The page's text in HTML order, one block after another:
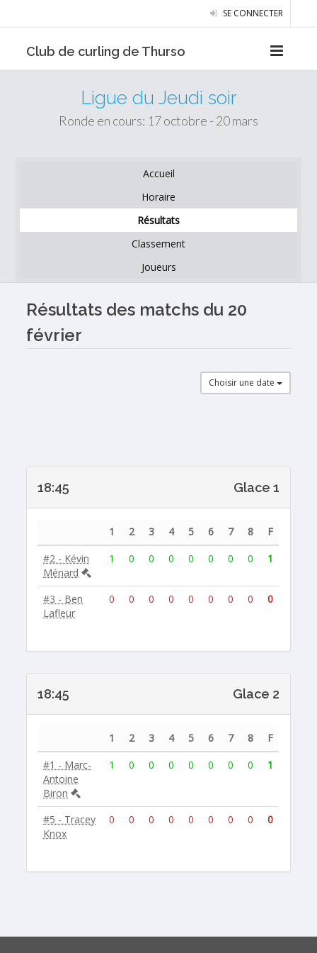
SE CONNECTER
Club de curling de Thurso
Ligue du Jeudi soir
Ronde en cours: 17 octobre - 20 mars
Accueil
Horaire
Résultats
Classement
Joueurs
Résultats des matchs du 20
février
Choisir une date
18:45 Glace 1
1 2 3 4 5 6 7 8
F
#2 - Kévin
Ménard
1 0 0 0 0 0 0 0 1
#3 - Ben
Lafleur
0 0 0 0 0 0 0 0 0
18:45 Glace 2
1 2 3 4 5 6 7 8
F
#1 - Marc-
Antoine
Biron
1 0 0 0 0 0 0 0 1
#5 - Tracey
Knox
0 0 0 0 0 0 0 0 0